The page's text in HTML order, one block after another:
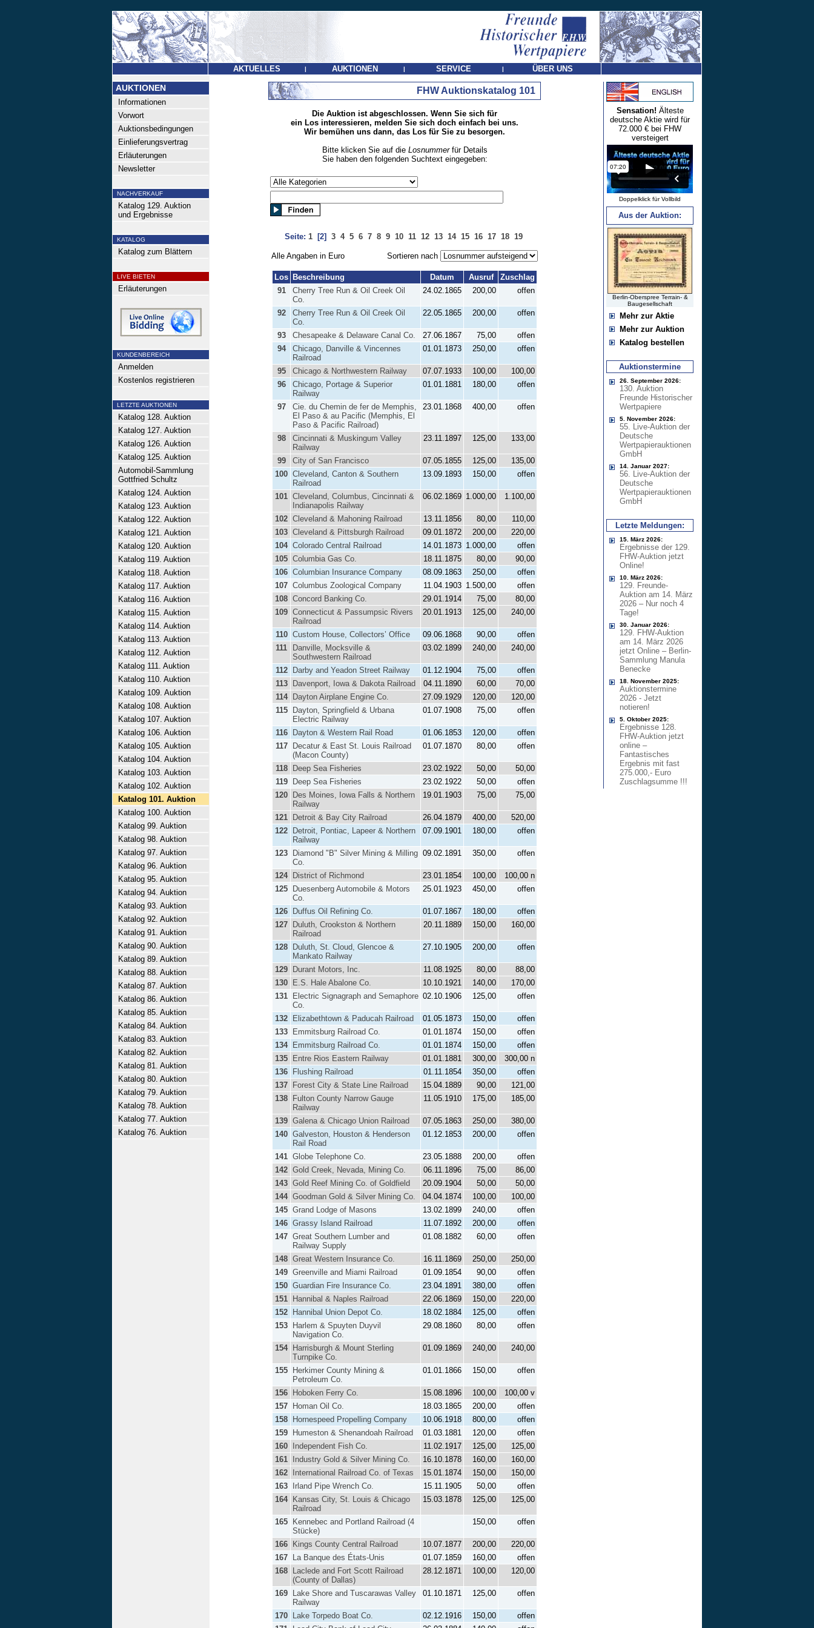
AKTUELLES | AUKTIONEN | SERVICE | ÜBER UNS
AUKTIONEN
Informationen
Vorwort
Auktionsbedingungen
Einlieferungsvertrag
Erläuterungen
Newsletter
NACHVERKAUF
Katalog 129. Auktion
und Ergebnisse
KATALOG
Katalog zum Blättern
LIVE BIETEN
Erläuterungen
KUNDENBEREICH
Anmelden
Kostenlos registrieren
LETZTE AUKTIONEN
Katalog 128. Auktion
Katalog 127. Auktion
Katalog 126. Auktion
Katalog 125. Auktion
Automobil-Sammlung
Gottfried Schultz
Katalog 124. Auktion
Katalog 123. Auktion
Katalog 122. Auktion
Katalog 121. Auktion
Katalog 120. Auktion
Katalog 119. Auktion
Katalog 118. Auktion
Katalog 117. Auktion
Katalog 116. Auktion
Katalog 115. Auktion
Katalog 114. Auktion
Katalog 113. Auktion
Katalog 112. Auktion
Katalog 111. Auktion
Katalog 110. Auktion
Katalog 109. Auktion
Katalog 108. Auktion
Katalog 107. Auktion
Katalog 106. Auktion
Katalog 105. Auktion
Katalog 104. Auktion
Katalog 103. Auktion
Katalog 102. Auktion
Katalog 101. Auktion
Katalog 100. Auktion
Katalog 99. Auktion
Katalog 98. Auktion
Katalog 97. Auktion
Katalog 96. Auktion
Katalog 95. Auktion
Katalog 94. Auktion
Katalog 93. Auktion
Katalog 92. Auktion
Katalog 91. Auktion
Katalog 90. Auktion
Katalog 89. Auktion
Katalog 88. Auktion
Katalog 87. Auktion
Katalog 86. Auktion
Katalog 85. Auktion
Katalog 84. Auktion
Katalog 83. Auktion
Katalog 82. Auktion
Katalog 81. Auktion
Katalog 80. Auktion
Katalog 79. Auktion
Katalog 78. Auktion
Katalog 77. Auktion
Katalog 76. Auktion
FHW Auktionskatalog 101
Die Auktion ist abgeschlossen. Wenn Sie sich für
ein Los interessieren, melden Sie sich doch einfach bei uns.
Wir bemühen uns dann, das Los für Sie zu besorgen.
Bitte klicken Sie auf die Losnummerfür Details
Sie haben den folgenden Suchtext eingegeben:
Seite: 1 [2] 3 4 5 6 7 8 9 10 11 12 13 14 15 16 17 18 19
Alle Angaben in Euro Sortieren nach
Los Beschreibung Datum Ausruf
Zuschlag
91
Cherry Tree Run & Oil Creek Oil
Co.
24.02.1865 200,00 offen
92
Cherry Tree Run & Oil Creek Oil
Co.
22.05.1865 200,00 offen
93 Chesapeake & Delaware Canal Co. 27.06.1867 75,00
offen
94
Chicago, Danville & Vincennes
Railroad
01.01.1873 250,00 offen
95 Chicago & Northwestern Railway 07.07.1933 100,00
100,00
96
Chicago, Portage & Superior
Railway
01.01.1881 180,00 offen
97
Cie. du Chemin de fer de Memphis,
El Paso & au Pacific (Memphis, El
Paso & Pacific Railroad)
23.01.1868 400,00 offen
98
Cincinnati & Muskingum Valley
Railway
23.11.1897 125,00 133,00
99 City of San Francisco 07.05.1855 125,00
135,00
100 Cleveland, Canton & Southern
Railroad
13.09.1893 150,00 offen
101 Cleveland, Columbus, Cincinnati &
Indianapolis Railway
06.02.1869 1.000,00 1.100,00
102 Cleveland & Mahoning Railroad 13.11.1856 80,00
110,00
103 Cleveland & Pittsburgh Railroad 09.01.1872 200,00
220,00
104 Colorado Central Railroad 14.01.1873 1.000,00
offen
105 Columbia Gas Co. 18.11.1875 80,00
90,00
106 Columbian Insurance Company 08.09.1863 250,00
offen
107 Columbus Zoological Company 11.04.1903 1.500,00
offen
108 Concord Banking Co. 29.01.1914 75,00
80,00
109 Connecticut & Passumpsic Rivers
Railroad
20.01.1913 125,00 240,00
110 Custom House, Collectors’ Office 09.06.1868 90,00
offen
111
Danville, Mocksville &
Southwestern Railroad
03.02.1899 240,00 240,00
112 Darby and Yeadon Street Railway 01.12.1904 75,00
offen
113
Davenport, Iowa & Dakota Railroad 04.11.1890 60,00
70,00
114
Dayton Airplane Engine Co. 27.09.1929 120,00
120,00
115
Dayton, Springfield & Urbana
Electric Railway
01.07.1908 75,00 offen
116 Dayton & Western Rail Road 01.06.1853 120,00
offen
117
Decatur & East St. Louis Railroad
(Macon County)
01.07.1870 80,00 offen
118 Deep Sea Fisheries 23.02.1922 50,00
50,00
119
Deep Sea Fisheries 23.02.1922 50,00
offen
120
Des Moines, Iowa Falls & Northern
Railway
19.01.1903 75,00 75,00
121 Detroit & Bay City Railroad 26.04.1879 400,00
520,00
122
Detroit, Pontiac, Lapeer & Northern
Railway
07.09.1901 180,00 offen
123
Diamond "B" Silver Mining & Milling
Co.
09.02.1891 350,00 offen
124 District of Richmond 23.01.1854 100,00
100,00 n
125
Duesenberg Automobile & Motors
Co.
25.01.1923 450,00 offen
126 Duffus Oil Refining Co. 01.07.1867 180,00
offen
127
Duluth, Crookston & Northern
Railroad
20.11.1889 150,00 160,00
128
Duluth, St. Cloud, Glencoe &
Mankato Railway
27.10.1905 200,00 offen
129 Durant Motors, Inc. 11.08.1925 80,00
88,00
130
E.S. Hale Abalone Co. 10.10.1921 140,00
170,00
131
Electric Signagraph and Semaphore
Co.
02.10.1906 125,00 offen
132 Elizabethtown & Paducah Railroad 01.05.1873 150,00
offen
133
Emmitsburg Railroad Co. 01.01.1874 150,00
offen
134
Emmitsburg Railroad Co. 01.01.1874 150,00
offen
135
Entre Rios Eastern Railway 01.01.1881 300,00
300,00 n
136
Flushing Railroad 01.11.1854 350,00
offen
137
Forest City & State Line Railroad 15.04.1889 90,00
121,00
138
Fulton County Narrow Gauge
Railway
11.05.1910 175,00 185,00
139 Galena & Chicago Union Railroad 07.05.1863 250,00
380,00
140 Galveston, Houston & Henderson
Rail Road
01.12.1853 200,00 offen
141 Globe Telephone Co. 23.05.1888 200,00
offen
142 Gold Creek, Nevada, Mining Co. 06.11.1896 75,00
86,00
143 Gold Reef Mining Co. of Goldfield 20.09.1904 50,00
50,00
144 Goodman Gold & Silver Mining Co. 04.04.1874 100,00
100,00
145 Grand Lodge of Masons 13.02.1899 240,00
offen
146 Grassy Island Railroad 11.07.1892 200,00
offen
147 Great Southern Lumber and
Railway Supply
01.08.1882 60,00 offen
148 Great Western Insurance Co. 16.11.1869 250,00
250,00
149 Greenville and Miami Railroad 01.09.1854 90,00
offen
150 Guardian Fire Insurance Co. 23.04.1891 380,00
offen
151
Hannibal & Naples Railroad 22.06.1869 150,00
220,00
152
Hannibal Union Depot Co. 18.02.1884 125,00
offen
153
Harlem & Spuyten Duyvil
Navigation Co.
29.08.1860 80,00 offen
154
Harrisburgh & Mount Sterling
Turnpike Co.
01.09.1869 240,00 240,00
155
Herkimer County Mining &
Petroleum Co.
01.01.1866 150,00 offen
156 Hoboken Ferry Co. 15.08.1896 100,00
100,00 v
157
Homan Oil Co. 18.03.1865 200,00
offen
158
Hornespeed Propelling Company 10.06.1918 800,00
offen
159
Humeston & Shenandoah Railroad 01.03.1881 120,00
offen
160
Independent Fish Co. 11.02.1917 125,00
125,00
161
Industry Gold & Silver Mining Co. 16.10.1878 160,00
160,00
162
International Railroad Co. of Texas 15.01.1874 150,00
150,00
163
Irland Pipe Wrench Co. 15.11.1905 50,00
offen
164
Kansas City, St. Louis & Chicago
Railroad
15.03.1878 125,00 125,00
165
Kennebec and Portland Railroad (4
Stücke)
150,00 offen
166 Kings County Central Railroad 10.07.1877 200,00
220,00
167
La Banque des États-Unis 01.07.1859 160,00
offen
168
Laclede and Fort Scott Railroad
(County of Dallas)
28.12.1871 100,00 120,00
169
Lake Shore and Tuscarawas Valley
Railway
01.10.1871 125,00 offen
170 Lake Torpedo Boat Co. 02.12.1916 150,00
offen
Sensation! Älteste
deutsche Aktie wird für
72.000 € bei FHW
versteigert
Doppelklick für Vollbild
Aus der Auktion:
Berlin-Oberspree Terrain- &
Baugesellschaft
Mehr zur Aktie
Mehr zur Auktion
Katalog bestellen
Auktionstermine
26. September 2026:
130. Auktion
Freunde Historischer
Wertpapiere
5. November 2026:
55. Live-Auktion der
Deutsche
Wertpapierauktionen
GmbH
14. Januar 2027:
56. Live-Auktion der
Deutsche
Wertpapierauktionen
GmbH
Letzte Meldungen:
15. März 2026:
Ergebnisse der 129.
FHW-Auktion jetzt
Online!
10. März 2026:
129. Freunde-
Auktion am 14. März
2026 – Nur noch 4
Tage!
30. Januar 2026:
129. FHW-Auktion
am 14. März 2026
jetzt Online – Berlin-
Sammlung Manula
Benecke
18. November 2025:
Auktionstermine
2026 - Jetzt
notieren!
5. Oktober 2025:
Ergebnisse 128.
FHW-Auktion jetzt
online –
Fantastisches
Ergebnis mit fast
275.000,- Euro
Zuschlagsumme !!!